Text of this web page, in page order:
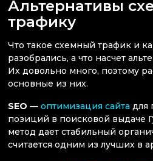
Альтернативы
трафику
Что такое схемный трафик и
разобрались, а что насчет
Их довольно много, поэтому
основные из них.
SEO — оптимизация сайта для
позиций в поисковой выдаче
метод дает стабильный
считается одним из лучших в